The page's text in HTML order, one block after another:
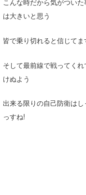
は大きいと思う
皆で乗り切れると信じてま
そして最前線で戦ってく
けぬよう
出来る限りの自己防衛は
っすね!
喜納海人
KID
KOBU
MIN
mitz